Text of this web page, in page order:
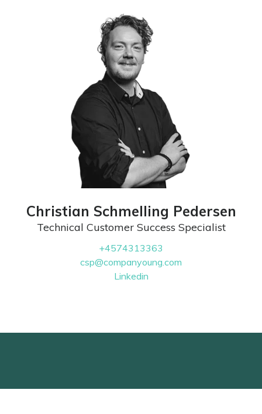
Christian Schmelling Pedersen
Technical Customer Success Specialist
+4574313363
csp@companyoung.com
Linkedin